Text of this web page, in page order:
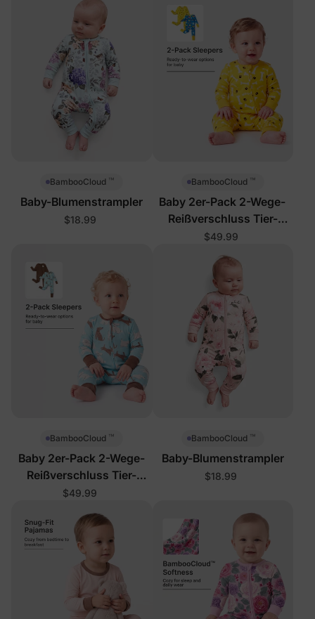
BambooCloud ™
Baby-Blumenstrampler
$18.99
BambooCloud ™
Baby 2er-Pack 2-Wege-
Reißverschluss Tier-
Strampler
$49.99
BambooCloud ™
Baby 2er-Pack 2-Wege-
Reißverschluss Tier-
Strampler
$49.99
BambooCloud ™
Baby-Blumenstrampler
$18.99